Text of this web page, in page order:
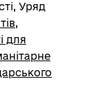
Уряд
для